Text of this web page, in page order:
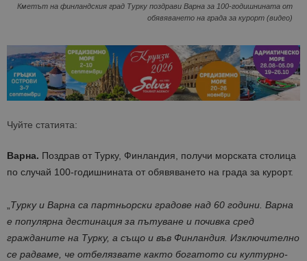
Кметът на финландския град Турку поздрави Варна за 100-годишнината от
обявяването на града за курорт (видео)
Чуйте статията:
Варна. Поздрав от Турку, Финландия, получи морската столица
по случай 100-годишнината от обявяването на града за курорт.
„Турку и Варна са партньорски градове над 60 години. Варна
е популярна дестинация за пътуване и почивка сред
гражданите на Турку, а също и във Финландия. Изключително
се радваме, че отбелязвате както богатото си културно-